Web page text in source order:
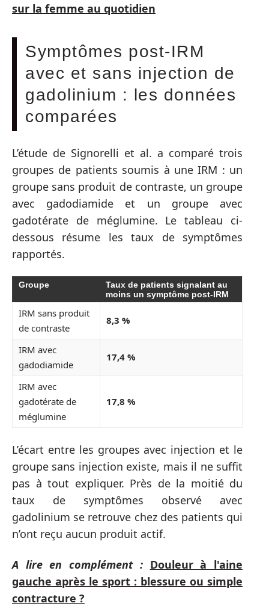
sur la femme au quotidien
Symptômes post-IRM
avec et sans injection de
gadolinium : les données
comparées
L’étude de Signorelli et al. a comparé trois
groupes de patients soumis à une IRM : un
groupe sans produit de contraste, un groupe
avec gadodiamide et un groupe avec
gadotérate de méglumine. Le tableau ci-
dessous résume les taux de symptômes
rapportés.
Groupe
Taux de patients signalant au
moins un symptôme post-IRM
IRM sans produit
de contraste
8,3 %
IRM avec
gadodiamide
17,4 %
IRM avec
gadotérate de
méglumine
17,8 %
L’écart entre les groupes avec injection et le
groupe sans injection existe, mais il ne suffit
pas à tout expliquer. Près de la moitié du
taux de symptômes observé avec
gadolinium se retrouve chez des patients qui
n’ont reçu aucun produit actif.
A lire en complément : Douleur à l'aine
gauche après le sport : blessure ou simple
contracture ?